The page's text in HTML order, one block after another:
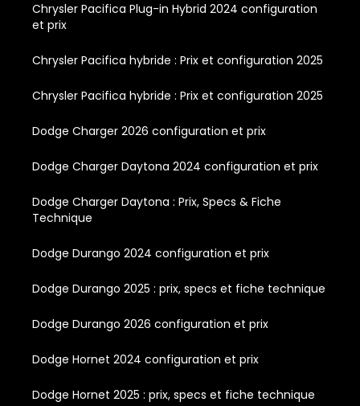
Chrysler Pacifica Plug-in Hybrid 2024 configuration
et prix
Chrysler Pacifica hybride : Prix et configuration 2025
Chrysler Pacifica hybride : Prix et configuration 2025
Dodge Charger 2026 configuration et prix
Dodge Charger Daytona 2024 configuration et prix
Dodge Charger Daytona : Prix, Specs & Fiche
Technique
Dodge Durango 2024 configuration et prix
Dodge Durango 2025 : prix, specs et fiche technique
Dodge Durango 2026 configuration et prix
Dodge Hornet 2024 configuration et prix
Dodge Hornet 2025 : prix, specs et fiche technique